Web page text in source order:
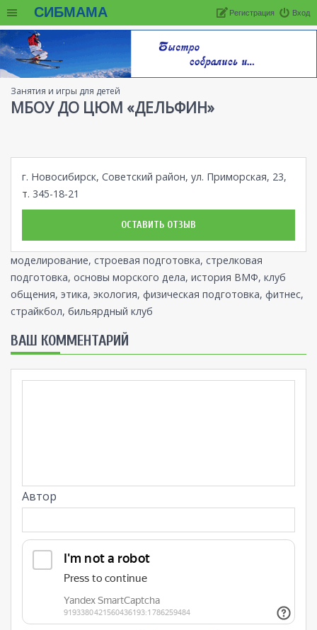
СИБМАМА Вход
Регистрация
Занятия и игры для детей
МБОУ ДО ЦЮМ «ДЕЛЬФИН»
г. Новосибирск, Советский район, ул. Приморская, 23,
т. 345-18-21
ОСТАВИТЬ ОТЗЫВ
моделирование, строевая подготовка, стрелковая
подготовка, основы морского дела, история ВМФ, клуб
общения, этика, экология, физическая подготовка, фитнес,
страйкбол, бильярдный клуб
ВАШ КОММЕНТАРИЙ
Автор